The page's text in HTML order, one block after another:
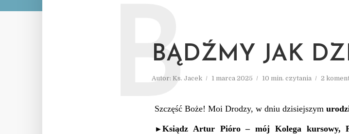
BĄDŹMY JAK
Autor: Ks. Jacek 1 marca 2025 10 min. czytania 2
B
Szczęść Boże! Moi Drodzy, w dniu dzisiejszym
►Ksiądz Artur Pióro – mój Kolega kursowy,